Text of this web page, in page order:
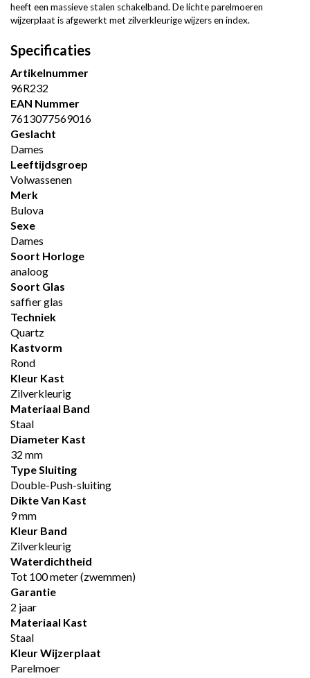
heeft een massieve stalen schakelband. De lichte parelmoeren
wijzerplaat is afgewerkt met zilverkleurige wijzers en index.
Specificaties
Artikelnummer
96R232
EAN Nummer
7613077569016
Geslacht
Dames
Leeftijdsgroep
Volwassenen
Merk
Bulova
Sexe
Dames
Soort Horloge
analoog
Soort Glas
saffier glas
Techniek
Quartz
Kastvorm
Rond
Kleur Kast
Zilverkleurig
Materiaal Band
Staal
Diameter Kast
32 mm
Type Sluiting
Double-Push-sluiting
Dikte Van Kast
9 mm
Kleur Band
Zilverkleurig
Waterdichtheid
Tot 100 meter (zwemmen)
Garantie
2 jaar
Materiaal Kast
Staal
Kleur Wijzerplaat
Parelmoer